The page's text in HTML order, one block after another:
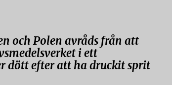
och Polen avråds från att
i ett
dött efter att ha druckit sprit